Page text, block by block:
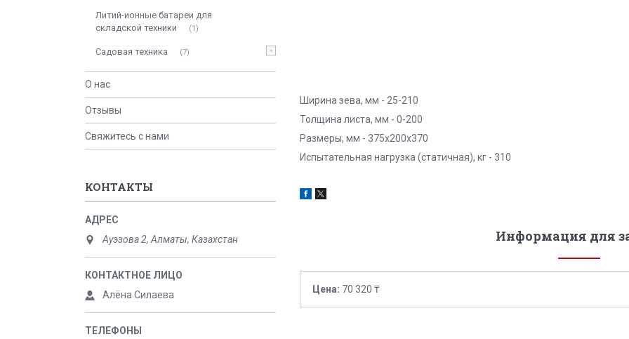
Ширина зева, мм - 25-210
Толщина листа, мм - 0-200
Размеры, мм - 375х200х370
Испытательная нагрузка (статичная), кг - 310
Информация для
Цена: 70 320 ₸
Литий-ионные батареи для
складской техники
1
Садовая техника 7
О нас
Отзывы
Свяжитесь с нами
КОНТАКТЫ
Ауэзова 2, Алматы, Казахстан
Алёна Силаева